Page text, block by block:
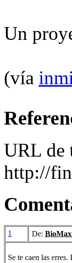
Un
(vía
URL de
http://
1 De:
Se te caen las